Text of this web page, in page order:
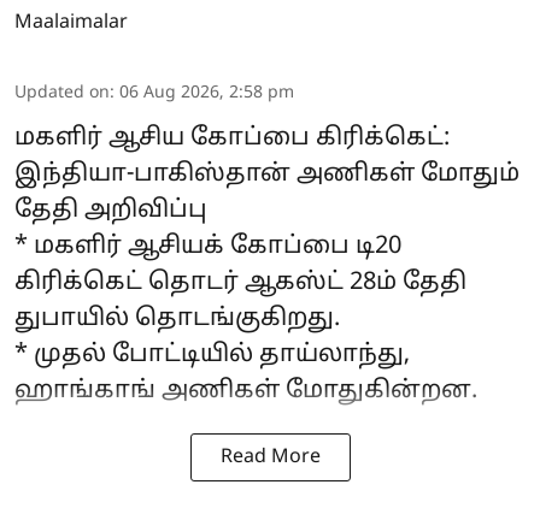
Maalaimalar
Updated on: 06 Aug 2026, 2:58 pm
மகளிர் ஆசிய கோப்பை கிரிக்கெட்:
இந்தியா-பாகிஸ்தான் அணிகள் மோதும்
தேதி அறிவிப்பு
* மகளிர் ஆசியக் கோப்பை டி20
கிரிக்கெட் தொடர் ஆகஸ்ட் 28ம் தேதி
துபாயில் தொடங்குகிறது.
* முதல் போட்டியில் தாய்லாந்து,
ஹாங்காங் அணிகள் மோதுகின்றன.
Read More